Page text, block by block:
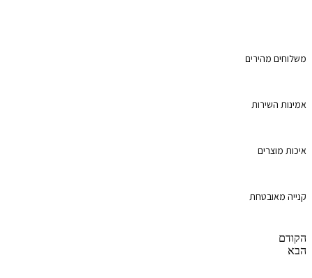
משלוחים מהירים
אמינות השירות
איכות מוצרים
קנייה מאובטחת
הקודם
הבא